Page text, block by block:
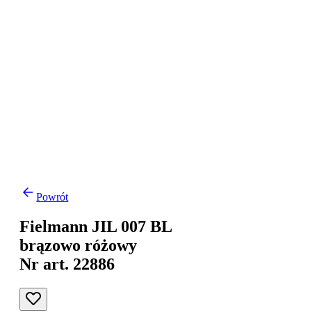
Powrót
Fielmann JIL 007 BL
brązowo różowy
Nr art. 22886